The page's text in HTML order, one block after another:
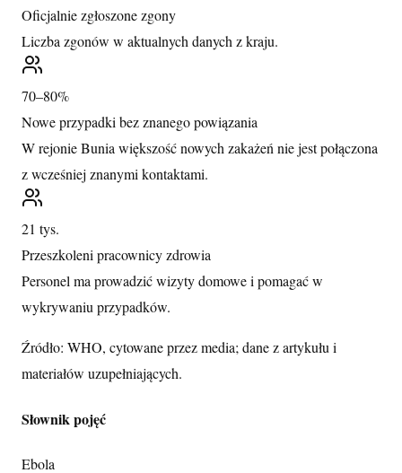
Oficjalnie zgłoszone zgony
Liczba zgonów w aktualnych danych z kraju.
70–80%
Nowe przypadki bez znanego powiązania
W rejonie Bunia większość nowych zakażeń nie jest połączona
z wcześniej znanymi kontaktami.
21 tys.
Przeszkoleni pracownicy zdrowia
Personel ma prowadzić wizyty domowe i pomagać w
wykrywaniu przypadków.
Źródło: WHO, cytowane przez media; dane z artykułu i
materiałów uzupełniających.
Słownik pojęć
Ebola